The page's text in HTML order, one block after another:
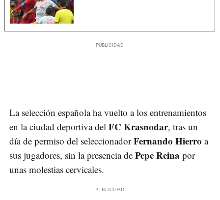
La selección española ha vuelto a los entrenamientos
en la ciudad deportiva del FC Krasnodar, tras un
día de permiso del seleccionadorFernando Hierro a
sus jugadores, sin la presencia de Pepe Reina por
unas molestias cervicales.